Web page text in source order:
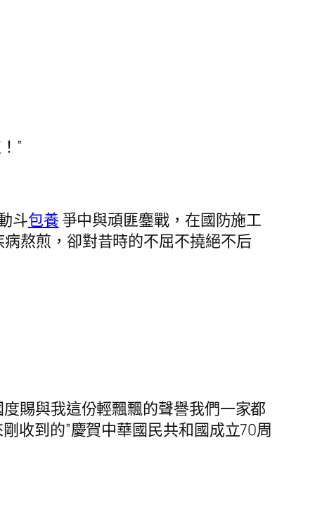
”
斗包養爭中與頑匪鏖戰，在國防施工
熬煎，卻對昔時的不屈不撓絕不后
賜與我這份輕飄飄的聲譽我們一家都
收到的”慶賀中華國民共和國成立70周